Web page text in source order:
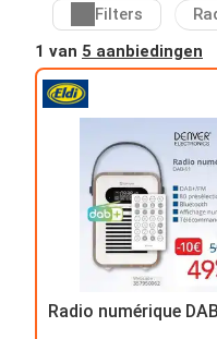
Filters
1 van 5 aanbiedingen
Radio numérique